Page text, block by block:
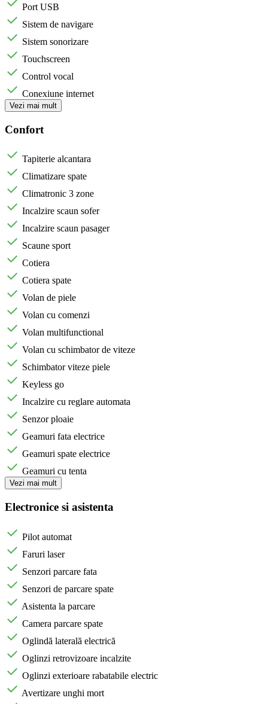
Port USB
Sistem de navigare
Sistem sonorizare
Touchscreen
Control vocal
Conexiune internet
Vezi mai mult
Confort
Tapiterie alcantara
Climatizare spate
Climatronic 3 zone
Incalzire scaun sofer
Incalzire scaun pasager
Scaune sport
Cotiera
Cotiera spate
Volan de piele
Volan cu comenzi
Volan multifunctional
Volan cu schimbator de viteze
Schimbator viteze piele
Keyless go
Incalzire cu reglare automata
Senzor ploaie
Geamuri fata electrice
Geamuri spate electrice
Geamuri cu tenta
Vezi mai mult
Electronice si asistenta
Pilot automat
Faruri laser
Senzori parcare fata
Senzori de parcare spate
Asistenta la parcare
Camera parcare spate
Oglindă laterală electrică
Oglinzi retrovizoare incalzite
Oglinzi exterioare rabatabile electric
Avertizare unghi mort